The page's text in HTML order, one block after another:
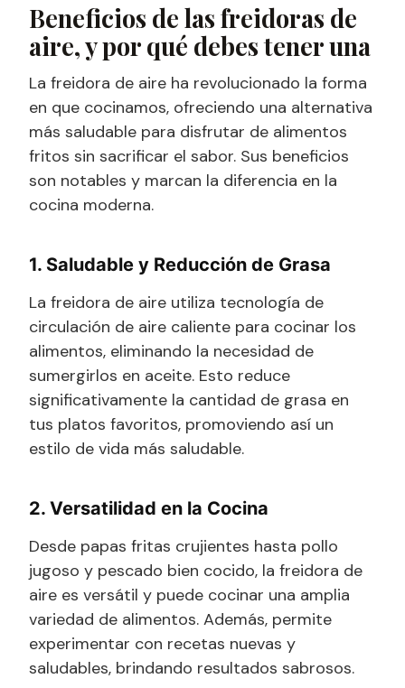
Beneficios de las freidoras de
aire, y por qué debes tener una
La freidora de aire ha revolucionado la forma
en que cocinamos, ofreciendo una alternativa
más saludable para disfrutar de alimentos
fritos sin sacrificar el sabor. Sus beneficios
son notables y marcan la diferencia en la
cocina moderna.
1. Saludable y Reducción de Grasa
La freidora de aire utiliza tecnología de
circulación de aire caliente para cocinar los
alimentos, eliminando la necesidad de
sumergirlos en aceite. Esto reduce
significativamente la cantidad de grasa en
tus platos favoritos, promoviendo así un
estilo de vida más saludable.
2. Versatilidad en la Cocina
Desde papas fritas crujientes hasta pollo
jugoso y pescado bien cocido, la freidora de
aire es versátil y puede cocinar una amplia
variedad de alimentos. Además, permite
experimentar con recetas nuevas y
saludables, brindando resultados sabrosos.